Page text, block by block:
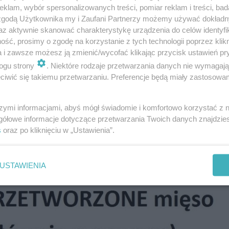
To zadanie będzie wymagało odpowiednich
oczywiście stosowanie peelingów
zaskórniaków. Przede wszystkim pomaga
Dodatkowo usuwa problematyczny nadmiar sebum.
na dłuższy czas. Najlepiej jest stosować go około
nim pozbędziesz się go raz na zawsze
wybór spersonalizowanych treści, pomiar reklam i treści,
Użytkownika my i Zaufani Partnerzy możemy używać
aktywnie skanować charakterystykę urządzenia do celów
prosimy o zgodę na korzystanie z tych technologii poprzez
i zawsze możesz ją zmienić/wycofać klikając przycisk ustawień
strony
. Niektóre rodzaje przetwarzania danych nie
się takiemu przetwarzaniu. Preferencje będą miały
informacjami, abyś mógł świadomie i komfortowo korzystać z
informacje dotyczące przetwarzania Twoich danych
oraz po kliknięciu w „Ustawienia”.
USTAWIENIA